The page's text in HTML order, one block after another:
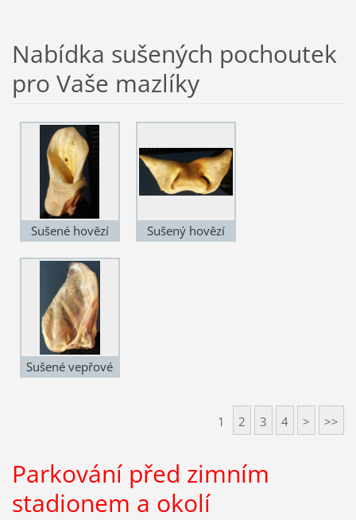
Nabídka sušených pochoutek
pro Vaše mazlíky
Sušené hovězí
Sušený hovězí
Sušené vepřové
1 2 3 4 > >>
Parkování před zimním
stadionem a okolí